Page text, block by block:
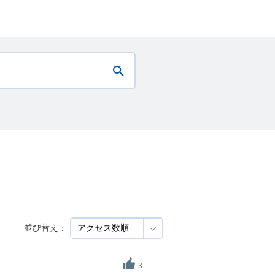
並び替え：
3